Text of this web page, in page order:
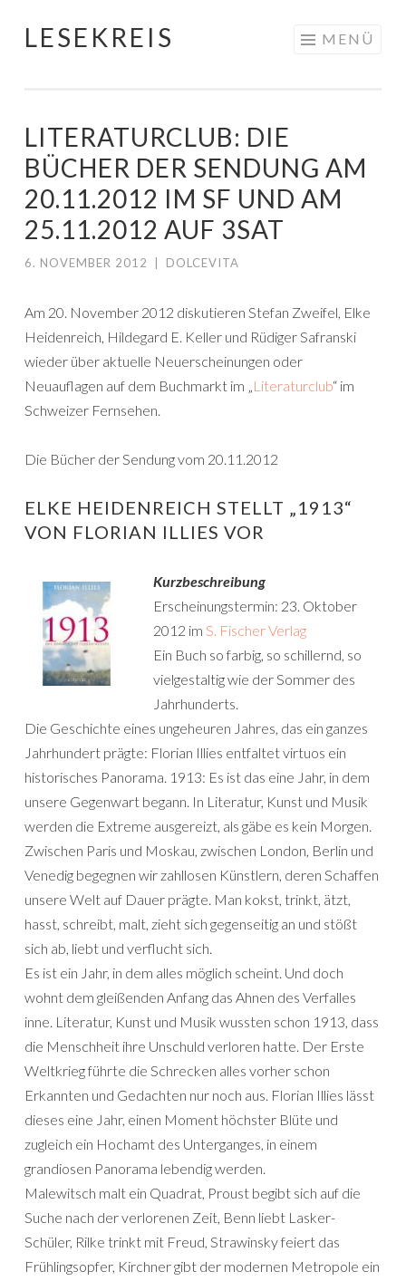
Springe
LESEKREIS MENÜ
LITERATURCLUB: DIE
BÜCHER DER SENDUNG AM
20.11.2012 IM SF UND AM
25.11.2012 AUF 3SAT
6. NOVEMBER 2012 DOLCEVITA
Am 20. November 2012 diskutieren Stefan Zweifel, Elke
Heidenreich, Hildegard E. Keller und Rüdiger Safranski
wieder über aktuelle Neuerscheinungen oder
Neuauflagen auf dem Buchmarkt im „Literaturclub“ im
Schweizer Fernsehen.
Die Bücher der Sendung vom 20.11.2012
ELKE HEIDENREICH STELLT „1913“
VON FLORIAN ILLIES VOR
Kurzbeschreibung
Erscheinungstermin: 23. Oktober
2012 im S. Fischer Verlag
Ein Buch so farbig, so schillernd, so
vielgestaltig wie der Sommer des
Jahrhunderts.
Die Geschichte eines ungeheuren Jahres, das ein ganzes
Jahrhundert prägte: Florian Illies entfaltet virtuos ein
historisches Panorama. 1913: Es ist das eine Jahr, in dem
unsere Gegenwart begann. In Literatur, Kunst und Musik
werden die Extreme ausgereizt, als gäbe es kein Morgen.
Zwischen Paris und Moskau, zwischen London, Berlin und
Venedig begegnen wir zahllosen Künstlern, deren Schaffen
unsere Welt auf Dauer prägte. Man kokst, trinkt, ätzt,
hasst, schreibt, malt, zieht sich gegenseitig an und stößt
sich ab, liebt und verflucht sich.
Es ist ein Jahr, in dem alles möglich scheint. Und doch
wohnt dem gleißenden Anfang das Ahnen des Verfalles
inne. Literatur, Kunst und Musik wussten schon 1913, dass
die Menschheit ihre Unschuld verloren hatte. Der Erste
Weltkrieg führte die Schrecken alles vorher schon
Erkannten und Gedachten nur noch aus. Florian Illies lässt
dieses eine Jahr, einen Moment höchster Blüte und
zugleich ein Hochamt des Unterganges, in einem
grandiosen Panorama lebendig werden.
Malewitsch malt ein Quadrat, Proust begibt sich auf die
Suche nach der verlorenen Zeit, Benn liebt Lasker-
Schüler, Rilke trinkt mit Freud, Strawinsky feiert das
Frühlingsopfer, Kirchner gibt der modernen Metropole ein